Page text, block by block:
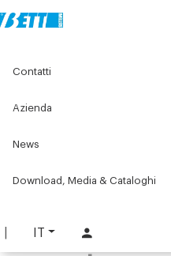
IT
Contatti
Azienda
News
Download, Media & Cataloghi
Accessori per il